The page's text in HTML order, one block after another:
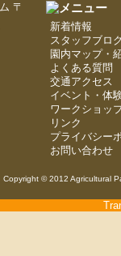
〒
新着情報
スタッフブロ
園内マップ・
よくある質問
交通アクセス
イベント・体
ワークショッ
リンク
プライバシー
お問い合わせ
Copyright © 2012 Agricultural